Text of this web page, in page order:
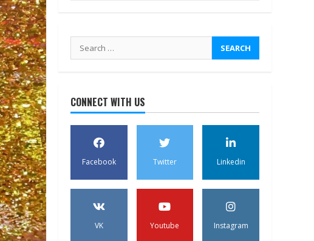
Search
for:
CONNECT WITH US
Facebook Twitter Linkedin
VK Youtube Instagram